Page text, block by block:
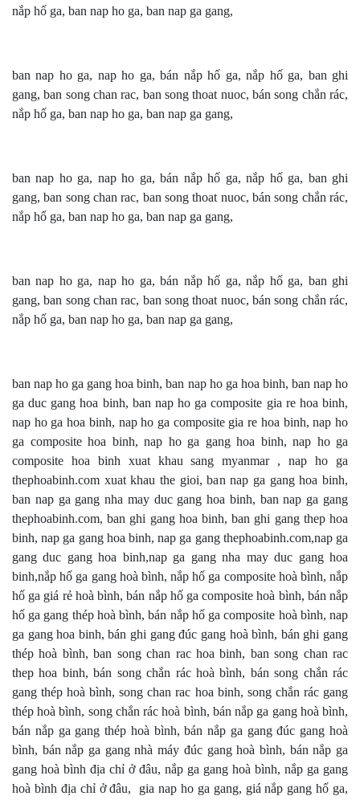
nắp hố ga, ban nap ho ga, ban nap ga gang,
ban nap ho ga, nap ho ga, bán nắp hố ga, nắp hố ga, ban ghi
gang, ban song chan rac, ban song thoat nuoc, bán song chắn rác,
nắp hố ga, ban nap ho ga, ban nap ga gang,
ban nap ho ga, nap ho ga, bán nắp hố ga, nắp hố ga, ban ghi
gang, ban song chan rac, ban song thoat nuoc, bán song chắn rác,
nắp hố ga, ban nap ho ga, ban nap ga gang,
ban nap ho ga, nap ho ga, bán nắp hố ga, nắp hố ga, ban ghi
gang, ban song chan rac, ban song thoat nuoc, bán song chắn rác,
nắp hố ga, ban nap ho ga, ban nap ga gang,
ban nap ho ga gang hoa binh, ban nap ho ga hoa binh, ban nap ho
ga duc gang hoa binh, ban nap ho ga composite gia re hoa binh,
nap ho ga hoa binh, nap ho ga composite gia re hoa binh, nap ho
ga composite hoa binh, nap ho ga gang hoa binh, nap ho ga
composite hoa binh xuat khau sang myanmar , nap ho ga
thephoabinh.com xuat khau the gioi, ban nap ga gang hoa binh,
ban nap ga gang nha may duc gang hoa binh, ban nap ga gang
thephoabinh.com, ban ghi gang hoa binh, ban ghi gang thep hoa
binh, nap ga gang hoa binh, nap ga gang thephoabinh.com,nap ga
gang duc gang hoa binh,nap ga gang nha may duc gang hoa
binh,nắp hố ga gang hoà bình, nắp hố ga composite hoà bình, nắp
hố ga giá rẻ hoà bình, bán nắp hố ga composite hoà bình, bán nắp
hố ga gang thép hoà bình, bán nắp hố ga composite hoà bình, nap
ga gang hoa binh, bán ghi gang đúc gang hoà bình, bán ghi gang
thép hoà bình, ban song chan rac hoa binh, ban song chan rac
thep hoa binh, bán song chắn rác hoà bình, bán song chắn rác
gang thép hoà bình, song chan rac hoa binh, song chắn rác gang
thép hoà bình, song chắn rác hoà bình, bán nắp ga gang hoà bình,
bán nắp ga gang thép hoà bình, bán nắp ga gang đúc gang hoà
bình, bán nắp ga gang nhà máy đúc gang hoà bình, bán nắp ga
gang hoà bình địa chỉ ở đâu, nắp ga gang hoà bình, nắp ga gang
hoà bình địa chỉ ở đâu, gia nap ho ga gang, giá nắp gang hố ga,